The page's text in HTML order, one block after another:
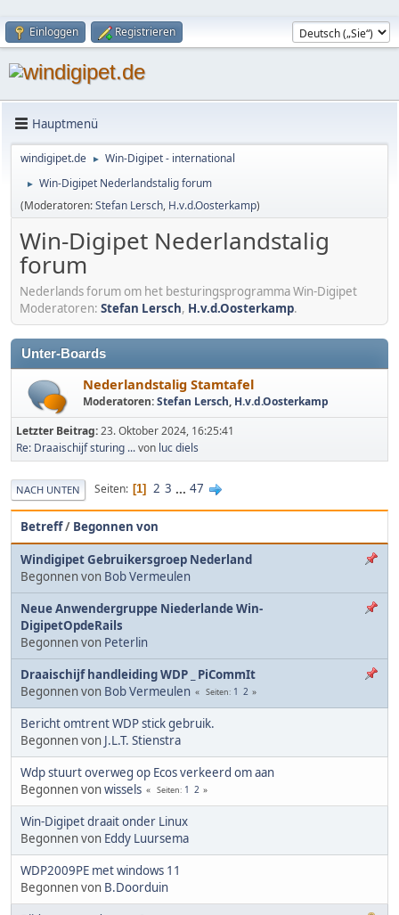
Einloggen Registrieren
Hauptmenü
windigipet.de ► Win-Digipet - international
►
Win-Digipet Nederlandstalig forum
(Moderatoren:Stefan Lersch, H.v.d.Oosterkamp)
Win-Digipet Nederlandstalig
forum
Nederlands forum om het besturingsprogramma Win-Digipet
Moderatoren: Stefan Lersch, H.v.d.Oosterkamp.
Unter-Boards
Nederlandstalig Stamtafel
Moderatoren:Stefan Lersch, H.v.d.Oosterkamp
Letzter Beitrag:23. Oktober 2024, 16:25:41
Re: Draaischijf sturing ...von luc diels
NACH UNTEN Seiten 1 2 3 ... 47
Betreff/ Begonnen von
Windigipet Gebruikersgroep Nederland
Begonnen von Bob Vermeulen
Neue Anwendergruppe Niederlande Win-
DigipetOpdeRails
Begonnen von Peterlin
Draaischijf handleiding WDP _ PiCommIt
Begonnen von Bob Vermeulen Seiten 1 2
Bericht omtrent WDP stick gebruik.
Begonnen von J.L.T. Stienstra
Wdp stuurt overweg op Ecos verkeerd om aan
Begonnen vonwissels Seiten 1 2
Win-Digipet draait onder Linux
Begonnen von Eddy Luursema
WDP2009PE met windows 11
Begonnen von B.Doorduin